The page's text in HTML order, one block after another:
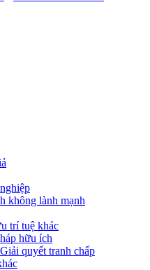
không lành mạnh
trí tuệ khác
hữu ích
quyết tranh chấp